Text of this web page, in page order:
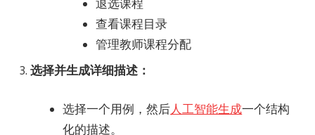
退选课程
查看课程目录
管理教师课程分配
选择并生成详细描述：
选择一个用例，然后人工智能生成一个结构
化的描述。